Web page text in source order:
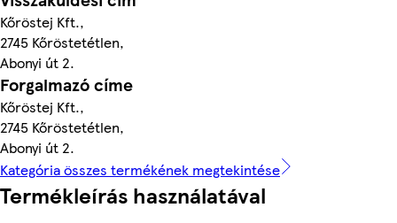
Kőröstej Kft.,
2745 Kőröstetétlen,
Abonyi út 2.
Forgalmazó címe
Kőröstej Kft.,
2745 Kőröstetétlen,
Abonyi út 2.
Kategória összes termékének megtekintése
Termékleírás használatával